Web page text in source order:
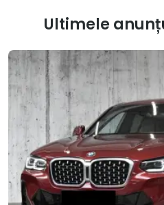
Ultimele